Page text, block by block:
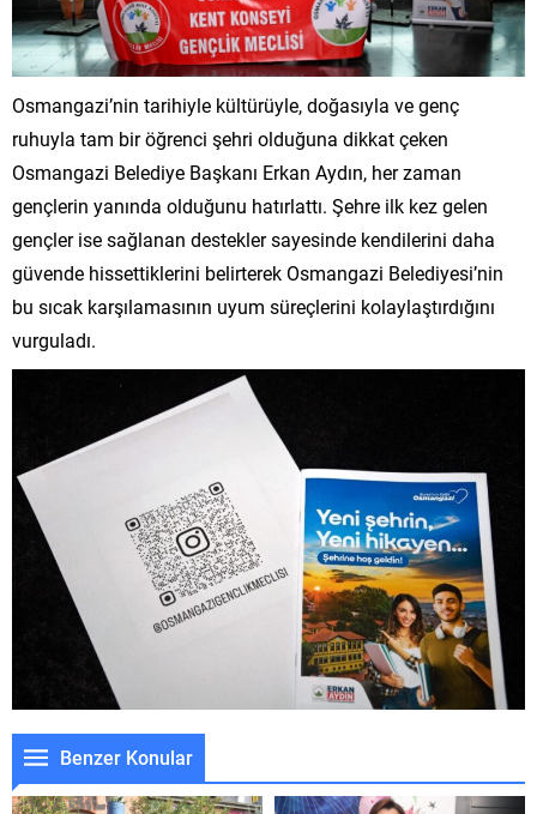
Osmangazi’nin tarihiyle kültürüyle, doğasıyla ve genç
ruhuyla tam bir öğrenci şehri olduğuna dikkat çeken
Osmangazi Belediye Başkanı Erkan Aydın, her zaman
gençlerin yanında olduğunu hatırlattı. Şehre ilk kez gelen
gençler ise sağlanan destekler sayesinde kendilerini daha
güvende hissettiklerini belirterek Osmangazi Belediyesi’nin
bu sıcak karşılamasının uyum süreçlerini kolaylaştırdığını
vurguladı.
Benzer Konular